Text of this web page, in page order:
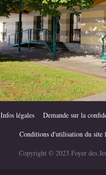
Infos légales Demande sur la
Conditions d'utilisation du site
Copyright © 2023 Foyer des